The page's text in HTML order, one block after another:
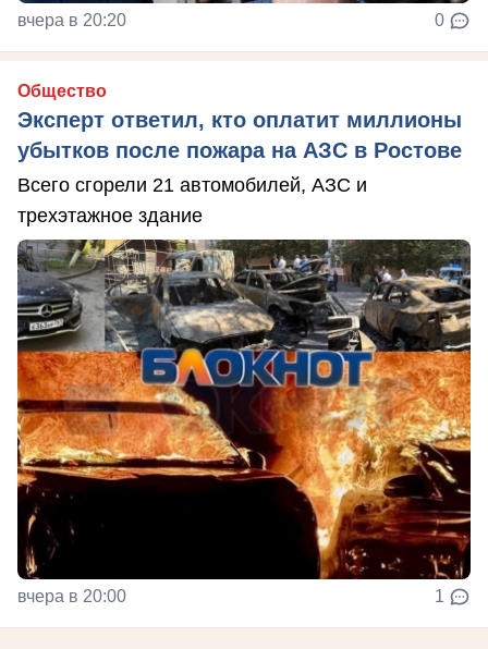
вчера в 20:20 0
Общество
Эксперт ответил, кто оплатит миллионы
убытков после пожара на АЗС в Ростове
Всего сгорели 21 автомобилей, АЗС и
трехэтажное здание
вчера в 20:00 1